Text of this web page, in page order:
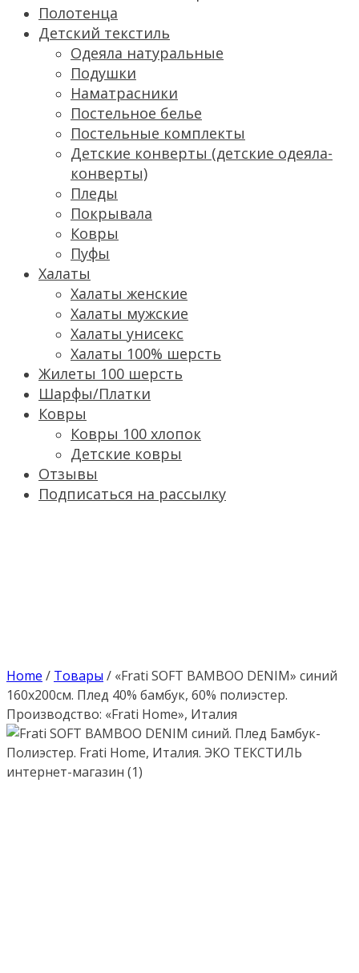
Полотенца
Детский текстиль
Одеяла натуральные
Подушки
Наматрасники
Постельное белье
Постельные комплекты
Детские конверты (детские одеяла-
конверты)
Пледы
Покрывала
Ковры
Пуфы
Халаты
Халаты женские
Халаты мужские
Халаты унисекс
Халаты 100% шерсть
Жилеты 100 шерсть
Шарфы/Платки
Ковры
Ковры 100 хлопок
Детские ковры
Отзывы
Подписаться на рассылку
Home / Товары / «Frati SOFT BAMBOO DENIM» синий
160х200см. Плед 40% бамбук, 60% полиэстер.
Производство: «Frati Home», Италия